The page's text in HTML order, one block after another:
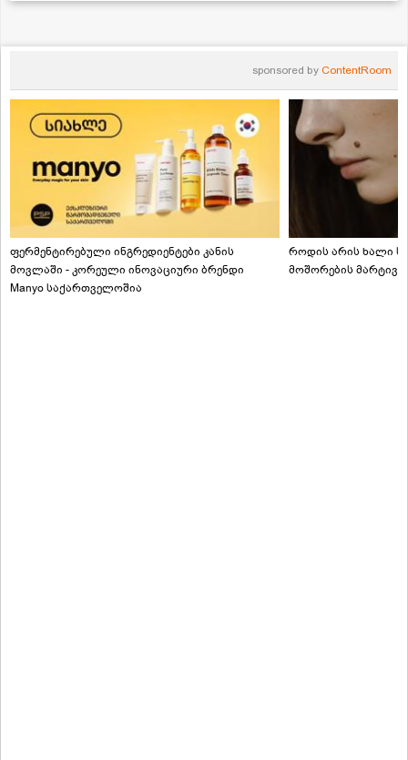
sponsored by ContentRoom
ფერმენტირებული ინგრედიენტები კანის
მოვლაში - კორეული ინოვაციური ბრენდი
Manyo საქართველოშია
როდის არის ხალი
მოშორების